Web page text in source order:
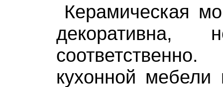
Керамическая
кухонной мебели